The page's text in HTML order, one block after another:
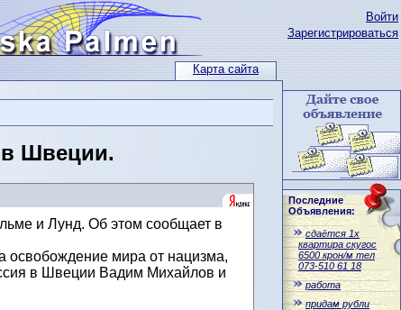
Карта сайта
Войти
Зарегистрироваться
Последние
Объявления:
сдаётся 1x
квартира скугос
6500 крон/м тел
073-510 61 18
работа
придам рубли
в Швеции.
и Лунд. Об этом сообщает в
освобождение мира от нацизма,
в Швеции Вадим Михайлов и